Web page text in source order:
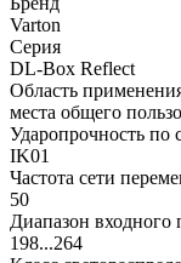
Varton
Серия
DL-Box Reflect
Область
места общего
Ударопрочность по
IK01
Частота сети
50
Диапазон
198...264